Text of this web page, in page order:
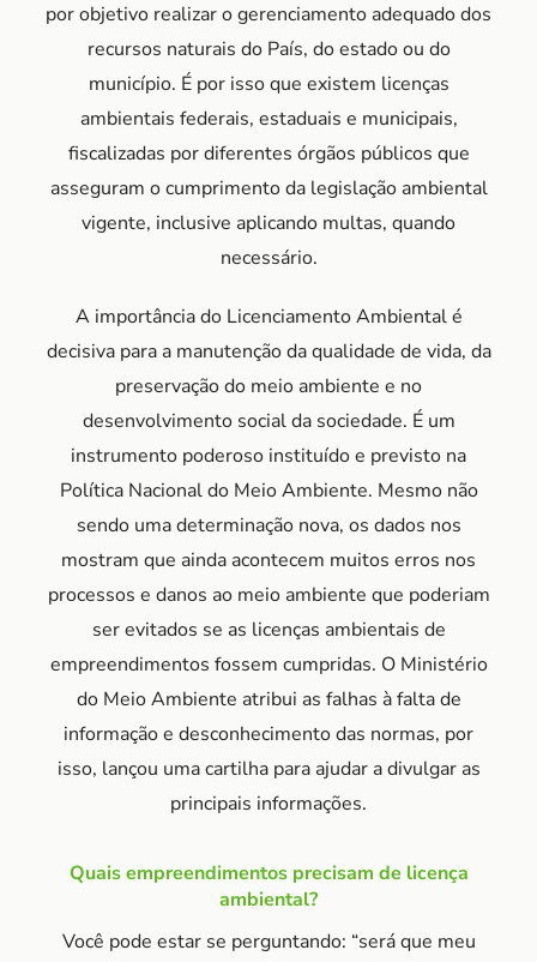
por objetivo realizar o gerenciamento adequado dos
recursos naturais do País, do estado ou do
município. É por isso que existem licenças
ambientais federais, estaduais e municipais,
fiscalizadas por diferentes órgãos públicos que
asseguram o cumprimento da legislação ambiental
vigente, inclusive aplicando multas, quando
necessário.
A importância do Licenciamento Ambiental é
decisiva para a manutenção da qualidade de vida, da
preservação do meio ambiente e no
desenvolvimento social da sociedade. É um
instrumento poderoso instituído e previsto na
Política Nacional do Meio Ambiente. Mesmo não
sendo uma determinação nova, os dados nos
mostram que ainda acontecem muitos erros nos
processos e danos ao meio ambiente que poderiam
ser evitados se as licenças ambientais de
empreendimentos fossem cumpridas. O Ministério
do Meio Ambiente atribui as falhas à falta de
informação e desconhecimento das normas, por
isso, lançou uma cartilha para ajudar a divulgar as
principais informações.
Quais empreendimentos precisam de licença
ambiental?
Você pode estar se perguntando: “será que meu